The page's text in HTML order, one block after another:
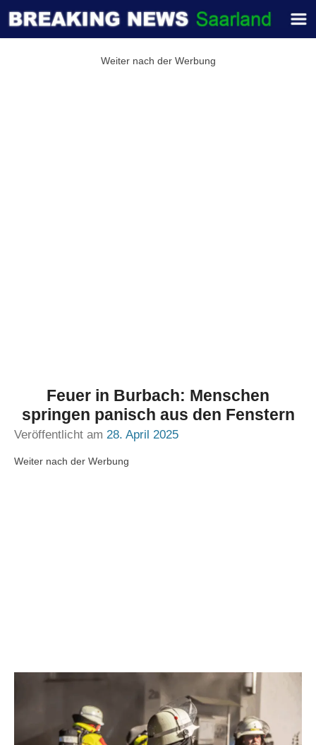
Weiter nach der Werbung
Feuer in Burbach: Menschen
springen panisch aus den Fenstern
Veröffentlicht am 28. April 2025
Weiter nach der Werbung